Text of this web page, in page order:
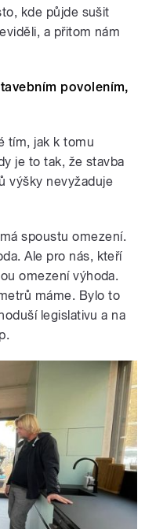
kde půjde sušit
a přitom nám
povolením,
tím, jak k tomu
je to tak, že stavba
výšky nevyžaduje
spoustu omezení.
Ale pro nás, kteří
omezení výhoda.
máme. Bylo to
legislativu a na